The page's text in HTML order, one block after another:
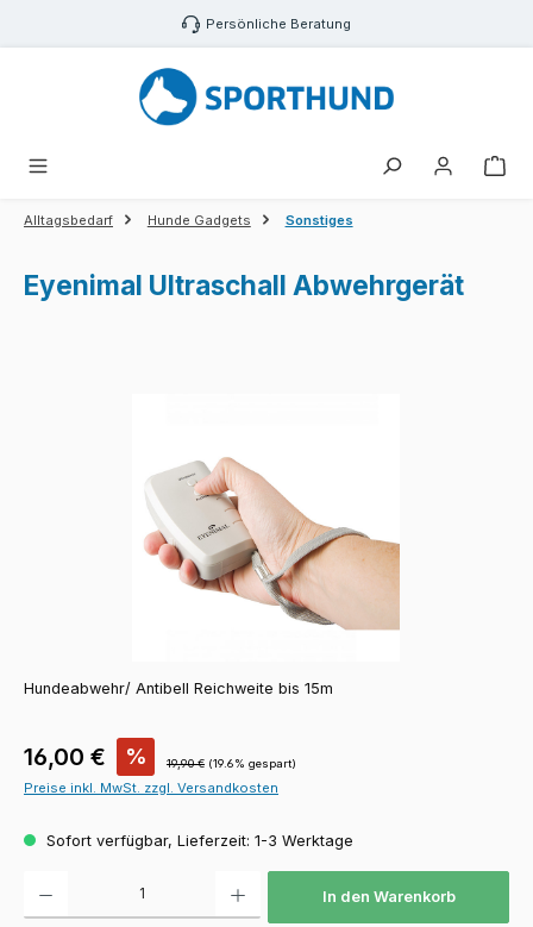
Zum Hauptinhalt springen Persönliche Beratung
Alltagsbedarf Hunde Gadgets Sonstiges
Eyenimal Ultraschall Abwehrgerät
Hundeabwehr/ Antibell Reichweite bis 15m
Verkaufspreis:
16,00 € % Regulärer Preis:
19,90 € (19.6% gespart)
Preise inkl. MwSt. zzgl. Versandkosten
Sofort verfügbar, Lieferzeit: 1-3 Werktage
In den Warenkorb